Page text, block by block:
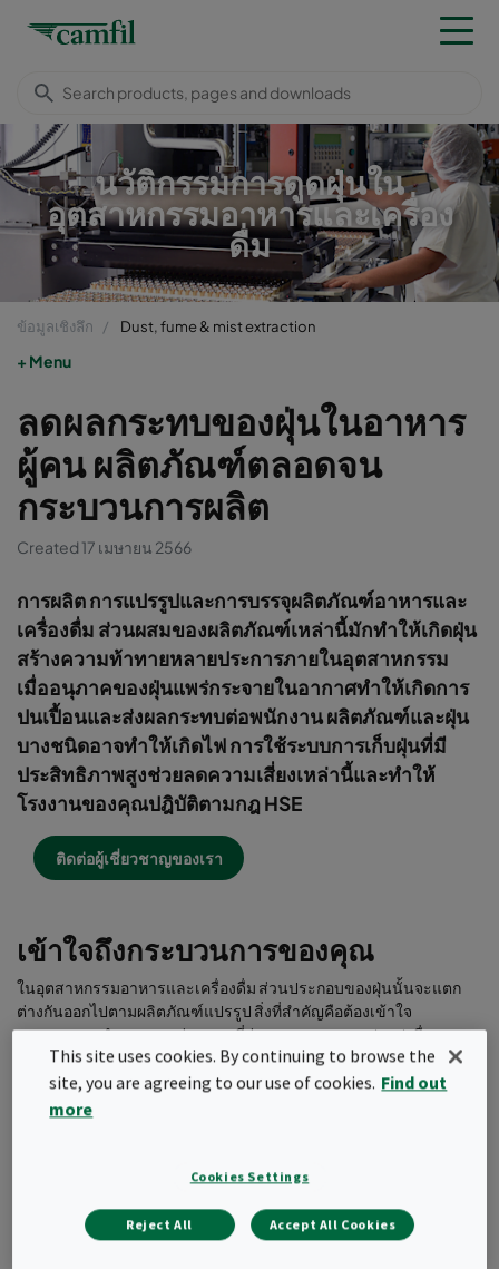
นวัติกรรมการดูดฝุ่นใน
อุตสาหกรรมอาหารและเครื่อง
ดื่ม
ข้อมูลเชิงลึก Dust, fume & mist extraction
Menu
ลดผลกระทบของฝุ่นในอาหาร
ผู้คน ผลิตภัณฑ์ตลอดจน
กระบวนการผลิต
Created 17 เมษายน 2566
การผลิต การแปรรูปและการบรรจุผลิตภัณฑ์อาหารและ
เครื่องดื่ม ส่วนผสมของผลิตภัณฑ์เหล่านี้มักทำให้เกิดฝุ่น
สร้างความท้าทายหลายประการภายในอุตสาหกรรม
เมื่ออนุภาคของฝุ่นแพร่กระจายในอากาศทำให้เกิดการ
ปนเปื้อนและส่งผลกระทบต่อพนักงาน ผลิตภัณฑ์และฝุ่น
บางชนิดอาจทำให้เกิดไฟ การใช้ระบบการเก็บฝุ่นที่มี
ประสิทธิภาพสูงช่วยลดความเสี่ยงเหล่านี้และทำให้
โรงงานของคุณปฎิบัติตามกฎ HSE
ติดต่อผู้เชี่ยวชาญของเรา
เข้าใจถึงกระบวนการของคุณ
ในอุตสาหกรรมอาหารและเครื่องดื่ม ส่วนประกอบของฝุ่นนั้นจะแตก
ต่างกันออกไปตามผลิตภัณฑ์แปรรูป สิ่งที่สำคัญคือต้องเข้าใจ
กระบวนการทำงานและส่วนผสมที่ผ่านกระบวนการแปรรูป เพื่อ
กำหนดการจัดการให้มีประสิทธิภาพและปกป้องสภาพแวดล้อมของ
คุณ..
เพื่อประเมินความเสี่ยงในการวิเคราะห์ฝุ่นที่เป็นอันตรายและการ
ทดสอบการระเบิดของฝุ่น ซึ่งเป็นไปตามข้อกำหนดของ ATEX.
This site uses cookies. By continuing to browse the
site, you are agreeing to our use of cookies. Find out
more
Cookies Settings
Reject All Accept All Cookies